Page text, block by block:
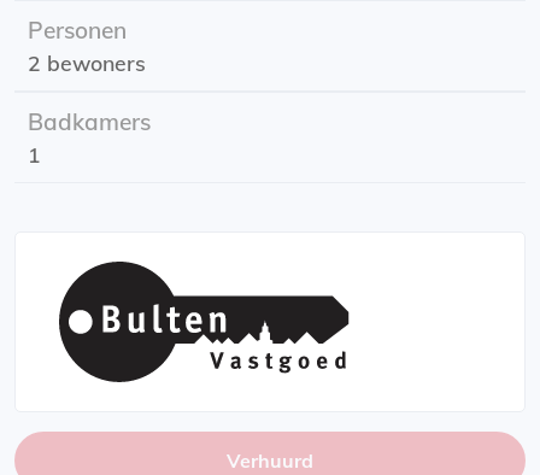
Huurtoeslag: mogelijk! kijk hiervoor bij de vereisten van
de Belastingdienst.
Personen
2 bewoners
Badkamers
1
Verhuurd